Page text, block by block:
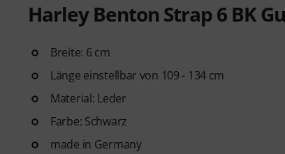
Harley Benton Strap 6 BK
Breite: 6 cm
Länge einstellbar von 109 - 134 cm
Material: Leder
Farbe: Schwarz
made in Germany